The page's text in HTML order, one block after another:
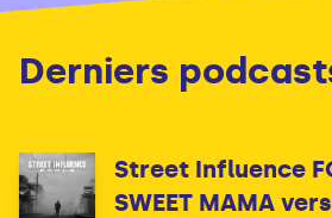
Derniers
Street Influence
SWEET MAMA